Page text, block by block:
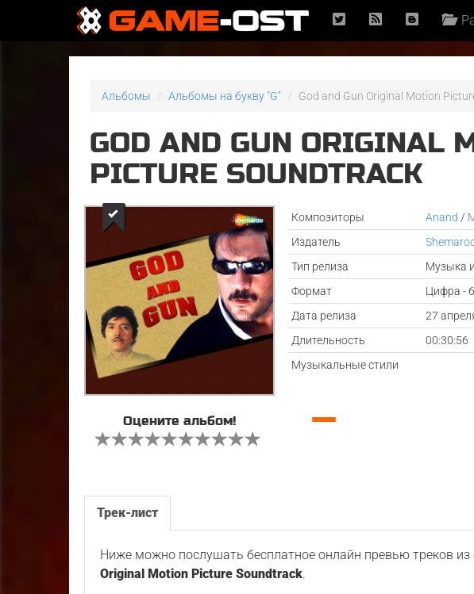
Альбомы Альбомы на букву "G" God and Gun Original Motion
GOD AND GUN ORIGINAL
PICTURE SOUNDTRACK
Композиторы Anand /
Издатель
Тип релиза
Музыка
Формат
Цифра -
Дата релиза
27
Длительность
00:30:56
Музыкальные стили
Оцените альбом! —
Трек-лист
Ниже можно послушать бесплатное онлайн превью треков из
Original Motion Picture Soundtrack.